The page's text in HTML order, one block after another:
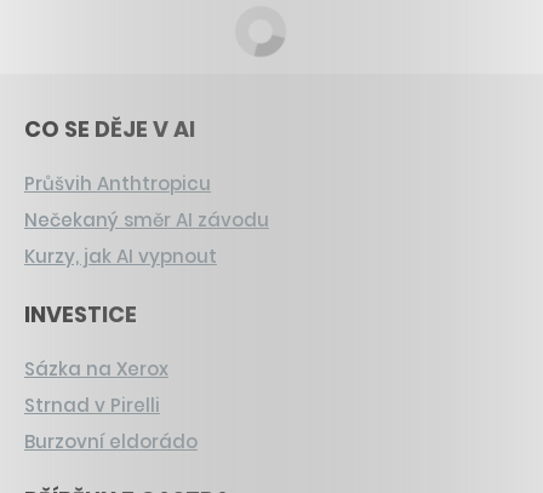
CO SE DĚJE V AI
Průšvih Anthtropicu
Nečekaný směr AI závodu
Kurzy, jak AI vypnout
INVESTICE
Sázka na Xerox
Strnad v Pirelli
Burzovní eldorádo